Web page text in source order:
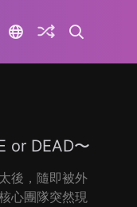
or DEAD〜
後，隨即被外
心團隊突然現